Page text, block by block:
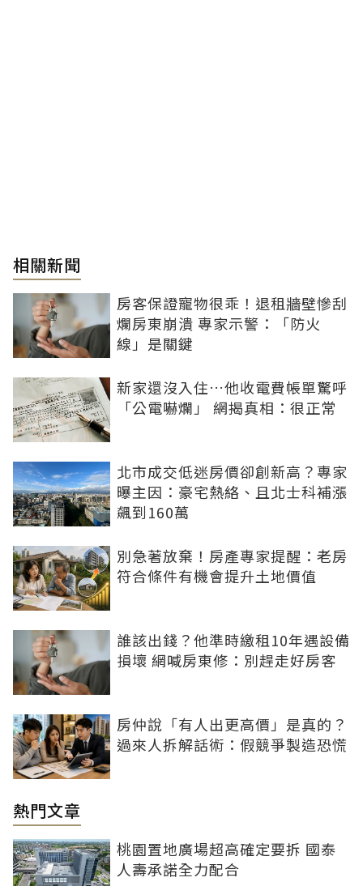
相關新聞
房客保證寵物很乖！退租牆壁慘刮
爛房東崩潰 專家示警：「防火
線」是關鍵
新家還沒入住…他收電費帳單驚呼
「公電嚇爛」 網揭真相：很正常
北市成交低迷房價卻創新高？專家
曝主因：豪宅熱絡、且北士科補漲
飆到160萬
別急著放棄！房產專家提醒：老房
符合條件有機會提升土地價值
誰該出錢？他準時繳租10年遇設備
損壞 網喊房東修：別趕走好房客
房仲說「有人出更高價」是真的？
過來人拆解話術：假競爭製造恐慌
熱門文章
桃園置地廣場超高確定要拆 國泰
人壽承諾全力配合